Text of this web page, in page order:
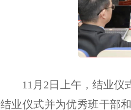
11月2日上午，结业
结业仪式并为优秀班干部